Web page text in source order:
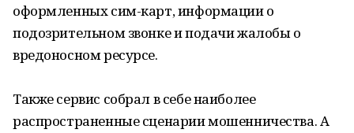
оформленных сим-карт, информации о
подозрительном звонке и подачи жалобы о
вредоносном ресурсе.
Также сервис собрал в себе наиболее
распространенные сценарии мошенничества. А